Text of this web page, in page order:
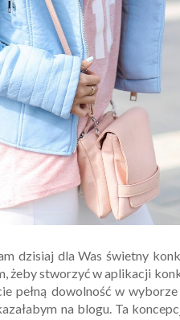
dzisiaj dla Was świetny
żeby stworzyć w aplikacji
pełną dowolność w
na blogu. Ta